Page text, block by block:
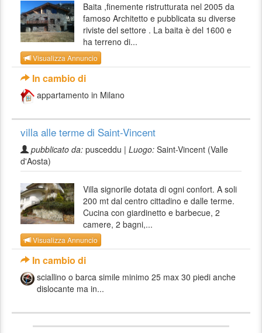
Baita ,finemente ristrutturata nel 2005 da
famoso Architetto e pubblicata su diverse
riviste del settore . La baita è del 1600 e
ha terreno di...
Visualizza Annuncio
In cambio di
appartamento in Milano
villa alle terme di Saint-Vincent
pubblicato da: pusceddu | Luogo: Saint-Vincent (Valle
d'Aosta)
Villa signorile dotata di ogni confort. A soli
200 mt dal centro cittadino e dalle terme.
Cucina con giardinetto e barbecue, 2
camere, 2 bagni,...
Visualizza Annuncio
In cambio di
sciallino o barca simile minimo 25 max 30 piedi anche
dislocante ma in...